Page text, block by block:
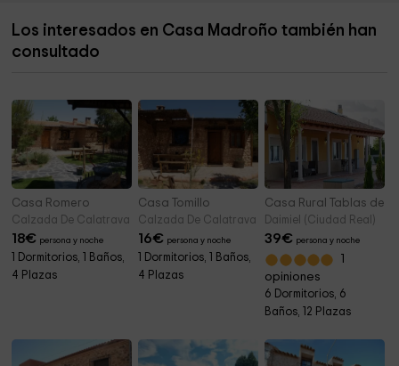
Helipuerto
Los interesados en Casa Madroño también han
consultado
Casa Romero
Calzada De Calatrava (Ciudad Real)
18€ persona y noche
1 Dormitorios, 1 Baños,
4 Plazas
Casa Tomillo
Calzada De Calatrava (Ciudad Real)
16€ persona y noche
1 Dormitorios, 1 Baños,
4 Plazas
Casa Rural Tablas de
Daimiel (Ciudad Real)
39€ persona y noche
opiniones
6 Dormitorios, 6
Baños, 12 Plazas